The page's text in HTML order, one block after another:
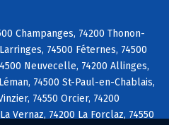
Champanges, 74200 Thonon-
74500 Féternes, 74500
Neuvecelle, 74200 Allinges,
74500 St-Paul-en-Chablais,
74550 Orcier, 74200
Vernaz, 74200 La Forclaz, 74550